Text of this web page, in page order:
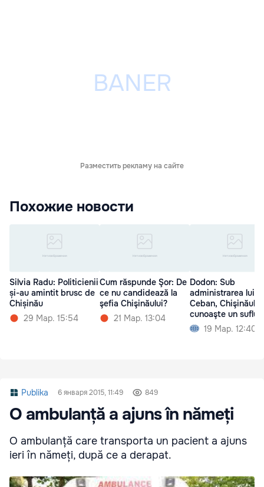
Разместить рекламу на сайте
Похожие новости
Silvia Radu: Politicienii
și-au amintit brusc de
Chișinău
29 Мар. 15:54
Cum răspunde Şor: De
ce nu candidează la
şefia Chişinăului?
21 Мар. 13:04
Dodon: Sub
administrarea lui
Ceban, Chişinăul
cunoaşte un suflu
19 Мар. 12:40
Publika 6 января 2015, 11:49 849
O ambulanță a ajuns în nămeți
O ambulanță care transporta un pacient a ajuns
ieri în nămeți, după ce a derapat.